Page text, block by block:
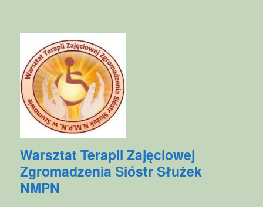
Warsztat Terapii Zajęciowej
Zgromadzenia Sióstr Służek
NMPN